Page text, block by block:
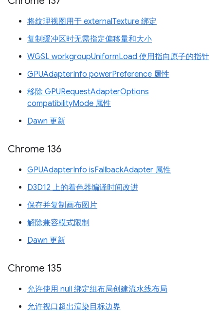
将纹理视图用于 externalTexture 绑定
复制缓冲区时无需指定偏移量和大小
WGSL workgroupUniformLoad 使用指向原子的指针
GPUAdapterInfo powerPreference 属性
移除 GPURequestAdapterOptions
compatibilityMode 属性
Dawn 更新
Chrome 136
GPUAdapterInfo isFallbackAdapter 属性
D3D12 上的着色器编译时间改进
保存并复制画布图片
解除兼容模式限制
Dawn 更新
Chrome 135
允许使用 null 绑定组布局创建流水线布局
允许视口超出渲染目标边界